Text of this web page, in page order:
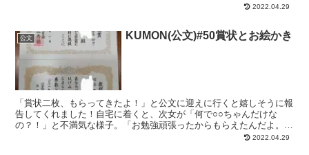
2022.04.29
公文 KUMON(公文)#50賞状とお絵かき
「賞状二枚、もらってきたよ！」と公文に迎えに行くと嬉しそうに報
告してくれました！自宅に着くと、次女が「何で○○ちゃんだけな
の？！」と不満気な様子。「お勉強頑張ったからもらえたんだよ。
○○ちゃんも公文に行くようになってお勉強頑張ったらもらえる...
2022.04.29